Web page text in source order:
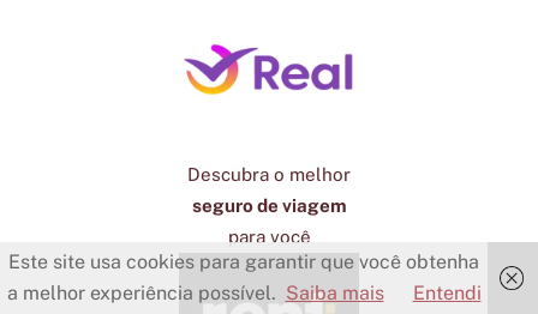
Descubra o melhor
seguro de viagem
para você
Este site usa cookies para garantir que você obtenha
a melhor experiência possível. Saiba mais Entendi